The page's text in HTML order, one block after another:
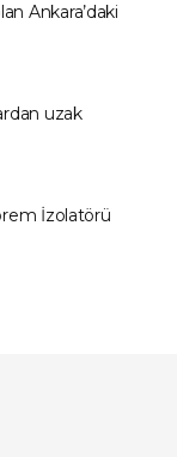
Ankara’daki
uzak
İzolatörü